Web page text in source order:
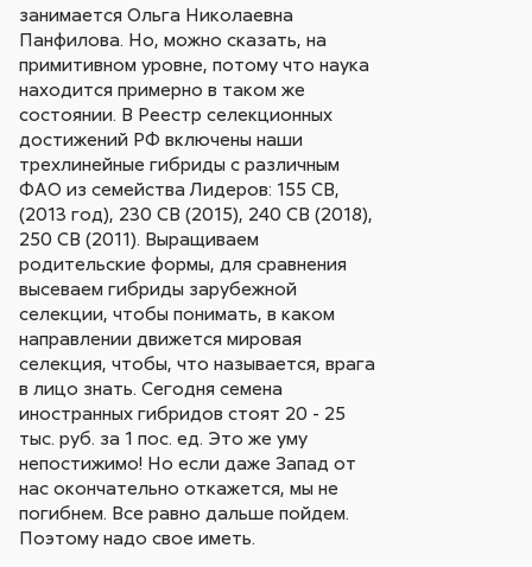
занимается Ольга Николаевна
Панфилова. Но, можно сказать, на
примитивном уровне, потому что наука
находится примерно в таком же
состоянии. В Реестр селекционных
достижений РФ включены наши
трехлинейные гибриды с различным
ФАО из семейства Лидеров: 155 СВ,
(2013 год), 230 СВ (2015), 240 СВ (2018),
250 СВ (2011). Выращиваем
родительские формы, для сравнения
высеваем гибриды зарубежной
селекции, чтобы понимать, в каком
направлении движется мировая
селекция, чтобы, что называется, врага
в лицо знать. Сегодня семена
иностранных гибридов стоят 20 - 25
тыс. руб. за 1 пос. ед. Это же уму
непостижимо! Но если даже Запад от
нас окончательно откажется, мы не
погибнем. Все равно дальше пойдем.
Поэтому надо свое иметь.